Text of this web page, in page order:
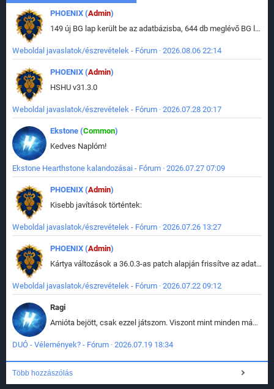
PHOENIX (Admin)
149 új BG lap került be az adatbázisba, 644 db meglévő BG lap módosult, bekerültek az új képek a megváltozott lapokhoz is.
Weboldal javaslatok/észrevételek - Fórum · 2026.08.06 22:14
PHOENIX (Admin)
HSHU v31.3.0
Weboldal javaslatok/észrevételek - Fórum · 2026.07.28 20:17
Ekstone (Common)
Kedves Naplóm!
Ekstone Hearthstone kalandozásai - Fórum · 2026.07.27 07:09
PHOENIX (Admin)
Kisebb javítások történtek:
Weboldal javaslatok/észrevételek - Fórum · 2026.07.26 13:27
PHOENIX (Admin)
Kártya változások a 36.0.3-as patch alapján frissítve az adatbázisban (képek is cserélve).
Weboldal javaslatok/észrevételek - Fórum · 2026.07.22 09:12
Ragi
Amióta bejött, csak ezzel játszom. Viszont mint minden más - akár az alapjáték is, ez is baromira összetett lett. Néha már pár kör után is esélytelen az egész. Vagy irreállisan túltápol valaki, vagy lelép a partner, vagy csak hülye mint a segg. És amikor eljönne az én időm, na akkor jön el mindenki másé is. Engem jobban érdekelne, hogy ki milyen ratingen szokott játszani. Na ez lenne egy érdekes adat.
DUÓ - Vélemények? - Fórum · 2026.07.19 18:34
Több hozzászólás